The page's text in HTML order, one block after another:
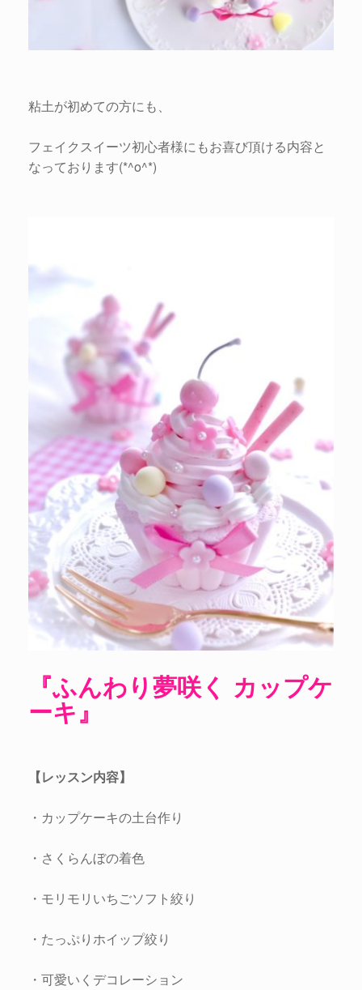
粘土が初めての方にも、
フェイクスイーツ初心者様にもお喜び頂ける内容と
なっております(*^o^*)
『ふんわり夢咲く カップケ
ーキ』
【レッスン内容】
・カップケーキの土台作り
・さくらんぼの着色
・モリモリいちごソフト絞り
・たっぷりホイップ絞り
・可愛いくデコレーション